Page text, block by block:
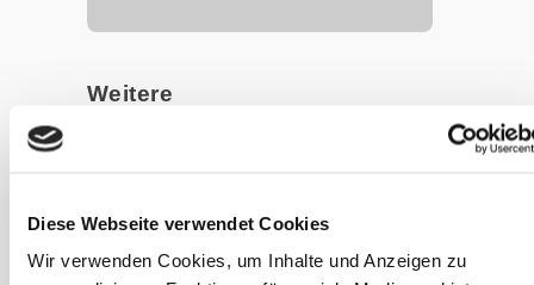
Diese Webseite verwendet Cookies
Wir verwenden Cookies, um Inhalte und Anzeigen zu
Weitere
GEBALLTES
WISSEN #21